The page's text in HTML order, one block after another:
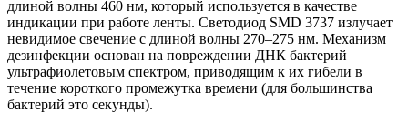
длиной волны 460 нм, который используется в качестве
индикации при работе ленты. Светодиод SMD 3737 излучает
невидимое свечение с длиной волны 270–275 нм. Механизм
дезинфекции основан на повреждении ДНК бактерий
ультрафиолетовым спектром, приводящим к их гибели в
течение короткого промежутка времени (для большинства
бактерий это секунды).